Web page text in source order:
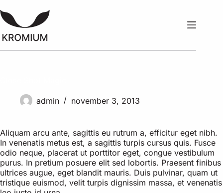
naar
de
inhoud
admin november 3, 2013
Aliquam arcu ante, sagittis eu rutrum a, efficitur eget nibh.
In venenatis metus est, a sagittis turpis cursus quis. Fusce
odio neque, placerat ut porttitor eget, congue vestibulum
purus. In pretium posuere elit sed lobortis. Praesent finibus
ultrices augue, eget blandit mauris. Duis pulvinar, quam ut
tristique euismod, velit turpis dignissim massa, et venenatis